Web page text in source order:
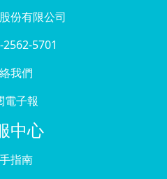
份有限公司
2562-5701
我們
電子報
中心
指南